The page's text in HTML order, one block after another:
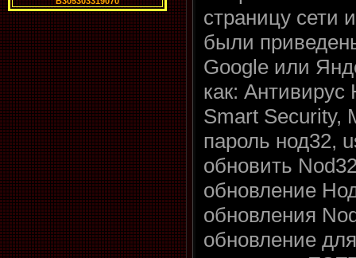
страницу сети
были
Google или
как:
Smart Security,
пароль нод32,
обновить
обновление
обновления
обновление